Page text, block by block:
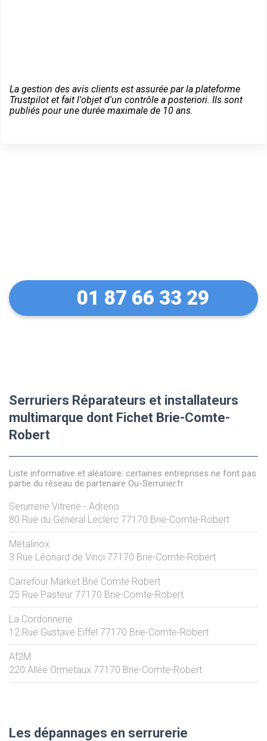
La gestion des avis clients est assurée par la plateforme
Trustpilot et fait l'objet d'un contrôle a posteriori. Ils sont
publiés pour une durée maximale de 10 ans.
01 87 66 33 29
Serruriers Réparateurs et installateurs
multimarque dont Fichet Brie-Comte-
Robert
Liste informative et aléatoire: certaines entreprises ne font pas
partie du réseau de partenaire Ou-Serrurier.fr
Serurrerie Vitrerie - Adreno
80 Rue du Général Leclerc 77170 Brie-Comte-Robert
Métalinox
3 Rue Léonard de Vinci 77170 Brie-Comte-Robert
Carrefour Market Brie Comte Robert
25 Rue Pasteur 77170 Brie-Comte-Robert
La Cordonnerie
12 Rue Gustave Eiffel 77170 Brie-Comte-Robert
Af2M
220 Allée Ormetaux 77170 Brie-Comte-Robert
Les dépannages en serrurerie